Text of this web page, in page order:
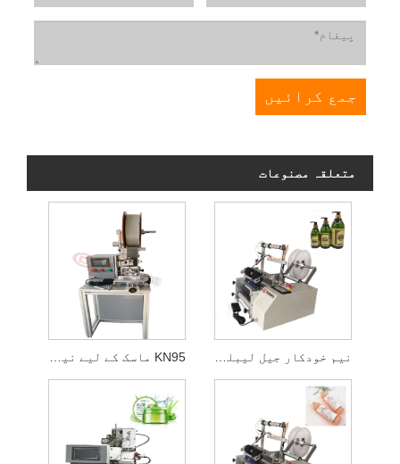
متعلقہ مصنوعات
KN95 ماسک کے لیے نیم خودکار سپنج سٹرپ اسٹکنگ مشین نیم خودکار جیل لیبلنگ مشین